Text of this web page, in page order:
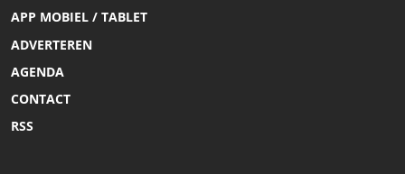
APP MOBIEL / TABLET
ADVERTEREN
AGENDA
CONTACT
RSS